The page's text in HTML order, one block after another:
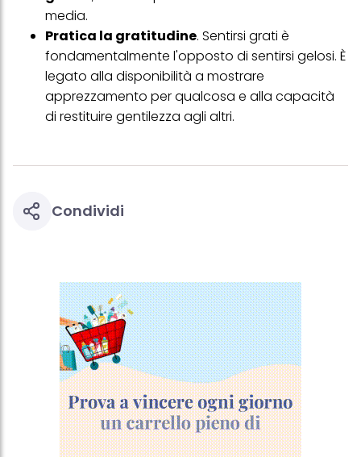
media.
Pratica la gratitudine. Sentirsi grati è
fondamentalmente l'opposto di sentirsi gelosi. È
legato alla disponibilità a mostrare
apprezzamento per qualcosa e alla capacità
di restituire gentilezza agli altri.
Condividi